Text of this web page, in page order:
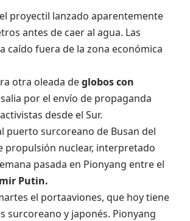
proyectil lanzado aparentemente
antes de caer al agua. Las
caído fuera de la zona económica
otra oleada deglobos con
por el envío de propaganda
desde el Sur.
puerto surcoreano de Busan del
propulsión nuclear, interpretado
pasada en Pionyang entre el
Putin.
el portaaviones, que hoy tiene
surcoreano y japonés. Pionyang